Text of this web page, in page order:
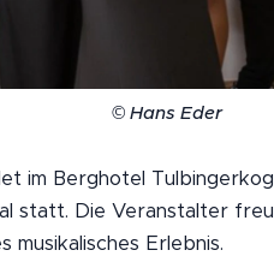
© Hans Eder
im Berghotel
statt. Die Veranstalter
Erlebnis.